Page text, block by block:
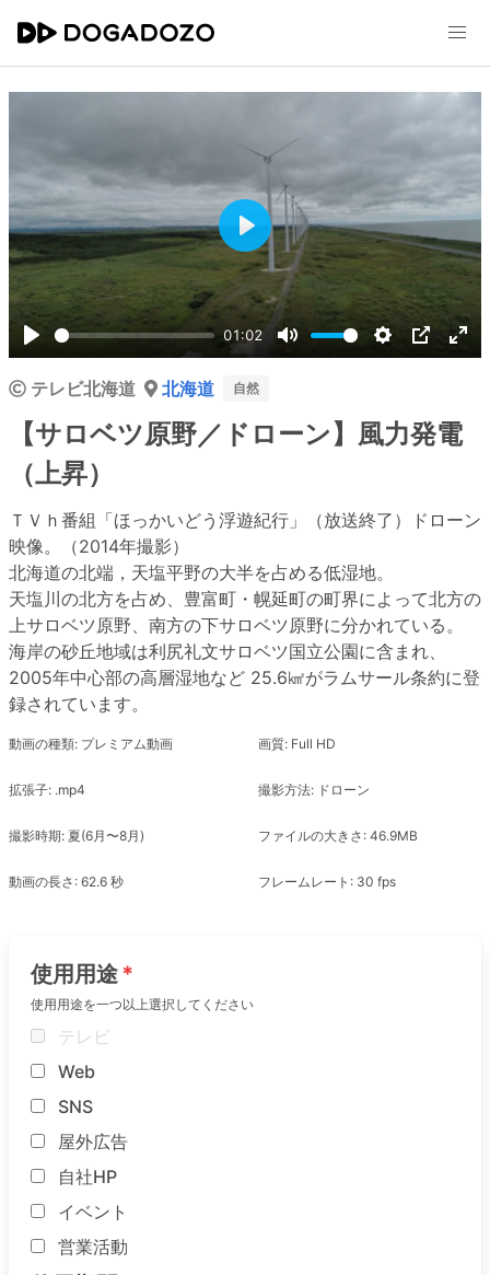
Play
01:02
Mute Settings
PIP
Play
テレビ北海道 北海道 自然
【サロベツ原野／ドローン】風力発電
（上昇）
ＴＶｈ番組「ほっかいどう浮遊紀行」（放送終了）ドローン
映像。（2014年撮影）
北海道の北端，天塩平野の大半を占める低湿地。
天塩川の北方を占め、豊富町・幌延町の町界によって北方の
上サロベツ原野、南方の下サロベツ原野に分かれている。
海岸の砂丘地域は利尻礼文サロベツ国立公園に含まれ、
2005年中心部の高層湿地など 25.6㎢がラムサール条約に登
録されています。
動画の種類: プレミアム動画 画質: Full HD
拡張子: .mp4 撮影方法: ドローン
撮影時期: 夏(6月〜8月) ファイルの大きさ: 46.9MB
動画の長さ: 62.6 秒 フレームレート: 30 fps
使用用途
使用用途を一つ以上選択してください
テレビ
Web
SNS
屋外広告
自社HP
イベント
営業活動